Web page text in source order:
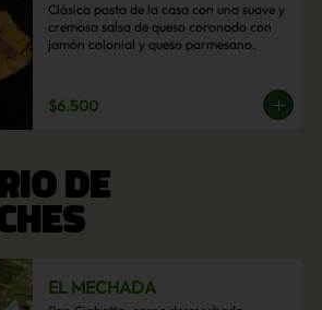
Clásica pasta de la casa con una suave y
cremosa salsa de queso coronado con
jamón colonial y queso parmesano.
$6.500
DE
EL MECHADA